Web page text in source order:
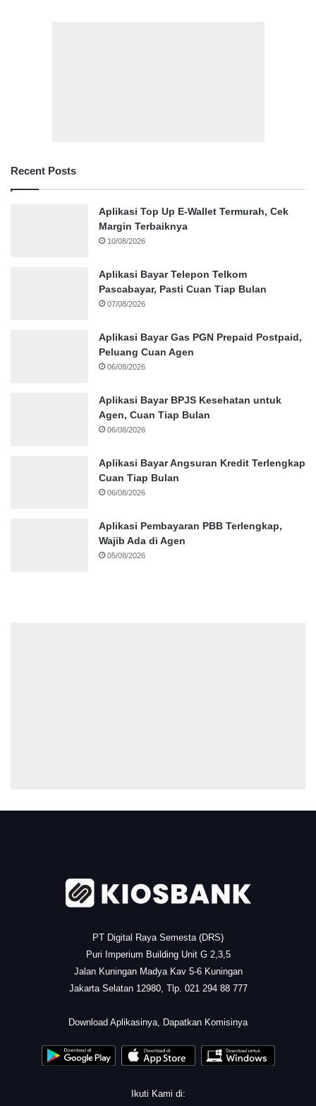
Recent Posts
Aplikasi Top Up E-Wallet Termurah, Cek
Margin Terbaiknya
10/08/2026
Aplikasi Bayar Telepon Telkom
Pascabayar, Pasti Cuan Tiap Bulan
07/08/2026
Aplikasi Bayar Gas PGN Prepaid Postpaid,
Peluang Cuan Agen
06/08/2026
Aplikasi Bayar BPJS Kesehatan untuk
Agen, Cuan Tiap Bulan
06/08/2026
Aplikasi Bayar Angsuran Kredit Terlengkap
Cuan Tiap Bulan
06/08/2026
Aplikasi Pembayaran PBB Terlengkap,
Wajib Ada di Agen
05/08/2026
PT Digital Raya Semesta (DRS)
Puri Imperium Building Unit G 2,3,5
Jalan Kuningan Madya Kav 5-6 Kuningan
Jakarta Selatan 12980, Tlp. 021 294 88 777
Download Aplikasinya, Dapatkan Komisinya
Ikuti Kami di: